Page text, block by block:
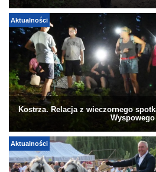
Aktualności
Kostrza. Relacja z wieczornego
Wyspowego
Aktualności